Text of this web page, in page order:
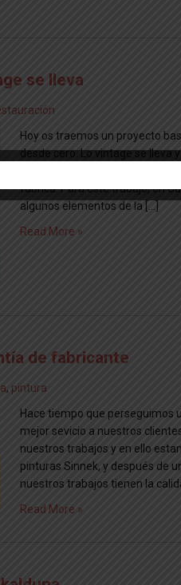
se lleva
Hoy os traemos un proyecto
desde cero. Lo vintage se lleva
fábrica. Para este trabajo, en
algunos elementos de la […]
Read More »
de fabricante
, pintura
Hace tiempo que perseguimos
mejor sevicio a nuestros
nuestros trabajos y en ello
pinturas Sinnek, y después de
nuestros trabajos tienen la
Read More »